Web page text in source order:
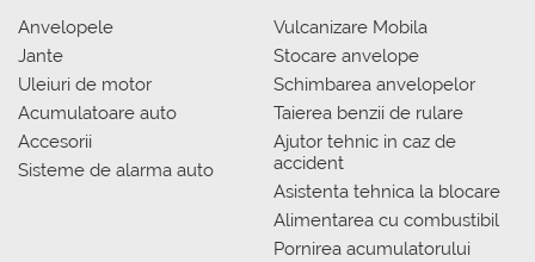
Anvelopele
Jante
Uleiuri de motor
Acumulatoare auto
Accesorii
Sisteme de alarma auto
Vulcanizare Mobila
Stocare anvelope
Schimbarea anvelopelor
Taierea benzii de rulare
Ajutor tehnic in caz de
accident
Asistenta tehnica la blocare
Alimentarea cu combustibil
Pornirea acumulatorului